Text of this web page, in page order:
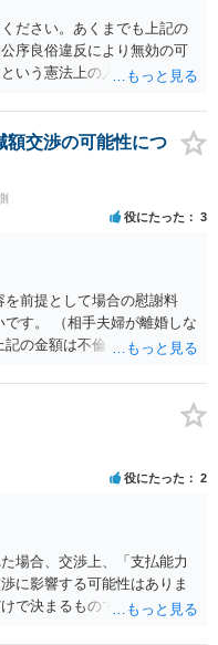
質問に対する回答は以上で
として、お近くの弁護士に
ドバイス等を求めることを
ければ幸いです。
ださい。あくまでも上記の
序良俗違反により無効の可
いう憲法上の人権を侵害し
ください。
額交渉の可能性につ
役にたった 3
を前提として場合の慰謝料
す。 （相手夫婦が離婚しな
の金額は不倫をした２名が
とになります。 その求償権
から８０万円程度になるこ
ので、減額してでも求償権
ります。） ５年後に離婚す
可能性はないと考えます。
、ご依頼になる弁護士によ
いいですよ。 ご質問に対す
頼になるかは別にして、お
応についてアドバイスを求
していただけますと幸いで
役にたった 2
場合、交渉上、「支払能力
に影響する可能性はありま
で決まるものではなく、不